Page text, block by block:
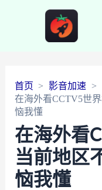
首页
影音加速
在海外看CCTV5世
恼我懂
在海外看
当前地区
恼我懂